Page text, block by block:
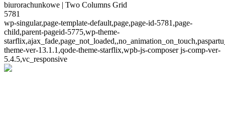
biurorachunkowe | Two Columns Grid
5781
wp-singular,page-template-default,page,page-id-5781,page-
child,parent-pageid-5775,wp-theme-
theme-ver-13.1.1,qode-theme-starflix,wpb-js-composer js-comp-ver-
5.4.5,vc_responsive